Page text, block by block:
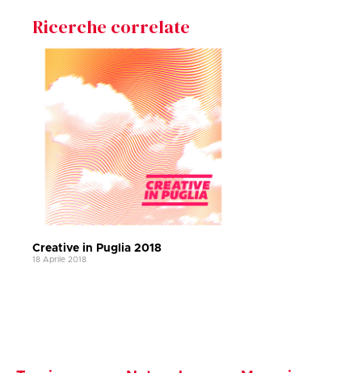
Ricerche correlate
Creative in Puglia 2018
18 Aprile 2018